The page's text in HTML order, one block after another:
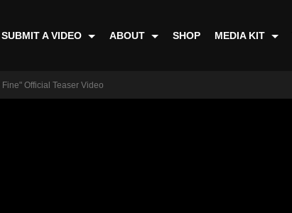
SUBMIT A VIDEO ABOUT SHOP MEDIA KIT
Official Teaser Video